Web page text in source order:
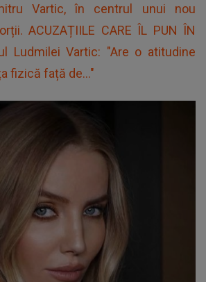
Vartic, în centrul unui nou
ACUZAȚIILE CARE ÎL PUN ÎN
Ludmilei Vartic: "Are o atitudine
fizică față de..."